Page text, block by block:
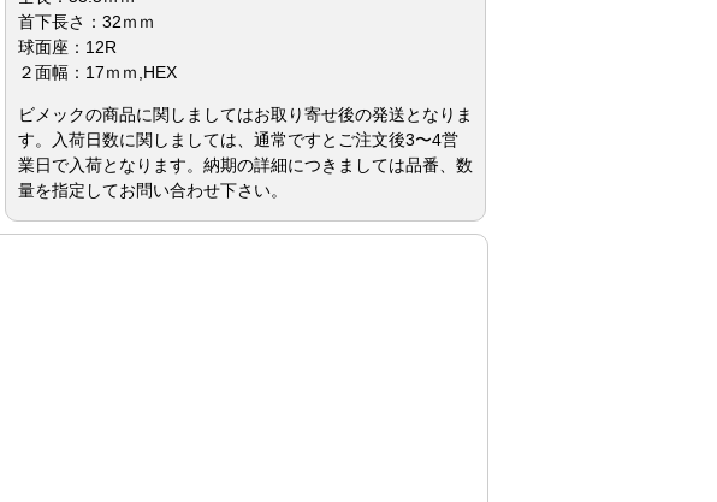
首下長さ：32ｍｍ
球面座：12R
２面幅：17ｍｍ,HEX
ビメックの商品に関しましてはお取り寄せ後の発送となりま
す。入荷日数に関しましては、通常ですとご注文後3〜4営
業日で入荷となります。納期の詳細につきましては品番、数
量を指定してお問い合わせ下さい。